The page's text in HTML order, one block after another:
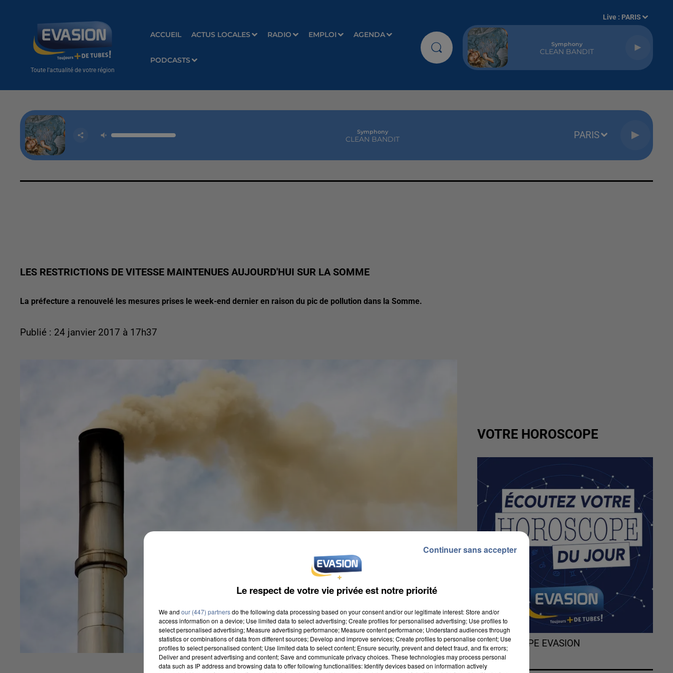
Toute l'actualité de votre région
ACCUEIL ACTUS LOCALES RADIO EMPLOI AGENDA
PODCASTS
Live : PARIS
Symphony
CLEAN BANDIT
Symphony
CLEAN BANDIT PARIS
LES RESTRICTIONS DE VITESSE MAINTENUES AUJOURD'HUI SUR LA SOMME
La préfecture a renouvelé les mesures prises le week-end dernier en raison du pic de pollution dans la Somme.
Publié : 24 janvier 2017 à 17h37
VOTRE HOROSCOPE
L'HOROSCOPE EVASION
Le respect de votre vie privée est notre priorité
We and our (447) partnersdo the following data processing based on your consent and/or our legitimate interest: Store and/or
access information on a device; Use limited data to select advertising; Create profiles for personalised advertising; Use profiles to
select personalised advertising; Measure advertising performance; Measure content performance; Understand audiences through
statistics or combinations of data from different sources; Develop and improve services; Create profiles to personalise content; Use
profiles to select personalised content; Use limited data to select content; Ensure security, prevent and detect fraud, and fix errors;
Deliver and present advertising and content; Save and communicate privacy choices. These technologies may process personal
data such as IP address and browsing data to offer following functionalities: Identify devices based on information actively
Continuer sans accepter